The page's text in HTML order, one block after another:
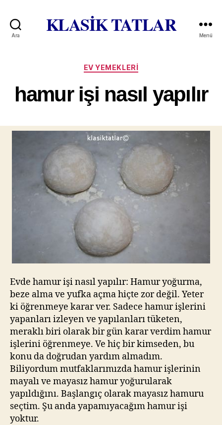
Ara KLASİK TATLAR Menü
Kategoriler
EV YEMEKLERI
hamur işi nasıl yapılır
Evde hamur işi nasıl yapılır: Hamur yoğurma,
beze alma ve yufka açma hiçte zor değil. Yeter
ki öğrenmeye karar ver. Sadece hamur işlerini
yapanları izleyen ve yapılanları tüketen,
meraklı biri olarak bir gün karar verdim hamur
işlerini öğrenmeye. Ve hiç bir kimseden, bu
konu da doğrudan yardım almadım.
Biliyordum mutfaklarımızda hamur işlerinin
mayalı ve mayasız hamur yoğurularak
yapıldığını. Başlangıç olarak mayasız hamuru
seçtim. Şu anda yapamıyacağım hamur işi
yoktur.